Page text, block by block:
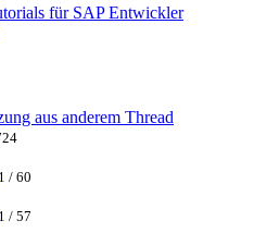
für SAP Entwickler
aus anderem Thread
1 / 60
1 / 57